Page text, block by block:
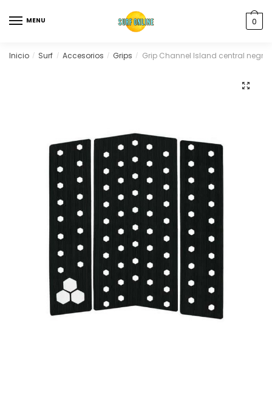
MENU 0
Inicio / Surf / Accesorios / Grips / Grip Channel Island central negro
🔍